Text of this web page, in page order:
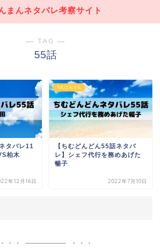
まんネタバレ考察サイト
― TAG ―
55話
タバレ11
柏木
年12月16日
ちむどんどん
【ちむどんどん55話ネタバ
レ】シェフ代行を務めあげた
暢子
2022年7月10日